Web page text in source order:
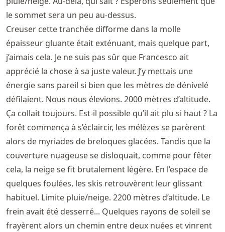
le sommet sera un peu au-dessus.
Creuser cette tranchée difforme dans la molle
épaisseur gluante était exténuant, mais quelque part,
j’aimais cela. Je ne suis pas sûr que Francesco ait
apprécié la chose à sa juste valeur. J’y mettais une
énergie sans pareil si bien que les mètres de dénivelé
défilaient. Nous nous élevions. 2000 mètres d’altitude.
Ça collait toujours. Est-il possible qu’il ait plu si haut ? La
forêt commença à s’éclaircir, les mélèzes se parèrent
alors de myriades de breloques glacées. Tandis que la
couverture nuageuse se disloquait, comme pour fêter
cela, la neige se fit brutalement légère. En l’espace de
quelques foulées, les skis retrouvèrent leur glissant
habituel. Limite pluie/neige. 2200 mètres d’altitude. Le
frein avait été desserré... Quelques rayons de soleil se
frayèrent alors un chemin entre deux nuées et vinrent